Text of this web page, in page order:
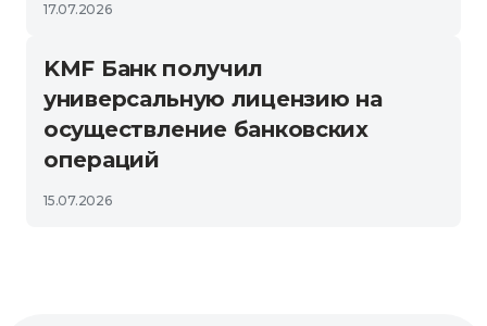
17.07.2026
KMF Банк получил
универсальную лицензию на
осуществление банковских
операций
15.07.2026